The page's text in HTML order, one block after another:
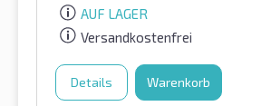
AUF LAGER
Versandkostenfrei
Details Warenkorb